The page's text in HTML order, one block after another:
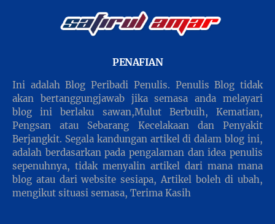
PENAFIAN
Ini adalah Blog Peribadi Penulis. Penulis Blog tidak
akan bertanggungjawab jika semasa anda melayari
blog ini berlaku sawan,Mulut Berbuih, Kematian,
Pengsan atau Sebarang Kecelakaan dan Penyakit
Berjangkit. Segala kandungan artikel di dalam blog ini,
adalah berdasarkan pada pengalaman dan idea penulis
sepenuhnya, tidak menyalin artikel dari mana mana
blog atau dari website sesiapa, Artikel boleh di ubah,
mengikut situasi semasa, Terima Kasih